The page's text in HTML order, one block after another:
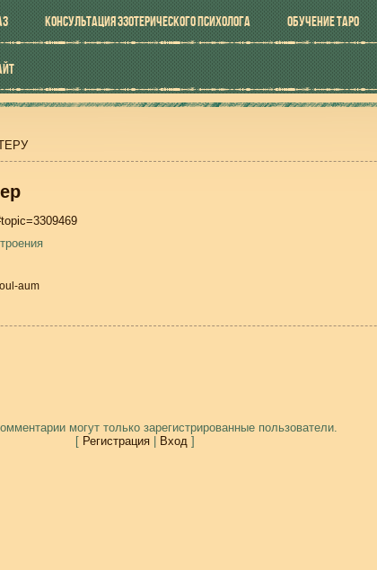
КОНСУЛЬТАЦИЯ ЭЗОТЕРИЧЕСКОГО ПСИХОЛОГА ОБУЧЕНИЕ ТАРО
aum
могут только зарегистрированные пользователи.
[ Регистрация| Вход]